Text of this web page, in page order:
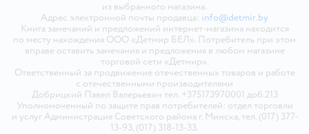
из выбранного магазина.
Адрес электронной почты продавца: info@detmir.by
Книга замечаний и предложений интернет-магазина находится
по месту нахождения ООО «Детмир БЕЛ». Потребитель при этом
вправе оставить замечания и предложения в любом магазине
торговой сети «Детмир».
Ответственный за продвижение отечественных товаров и работе
с отечественными производителями
Добрицкий Павел Валерьевич тел. +375173970001 доб.213
Уполномоченный по защите прав потребителей: отдел торговли
и услуг Администрация Советского района г. Минска, тел. (017) 377-
13-93, (017) 318-13-33.